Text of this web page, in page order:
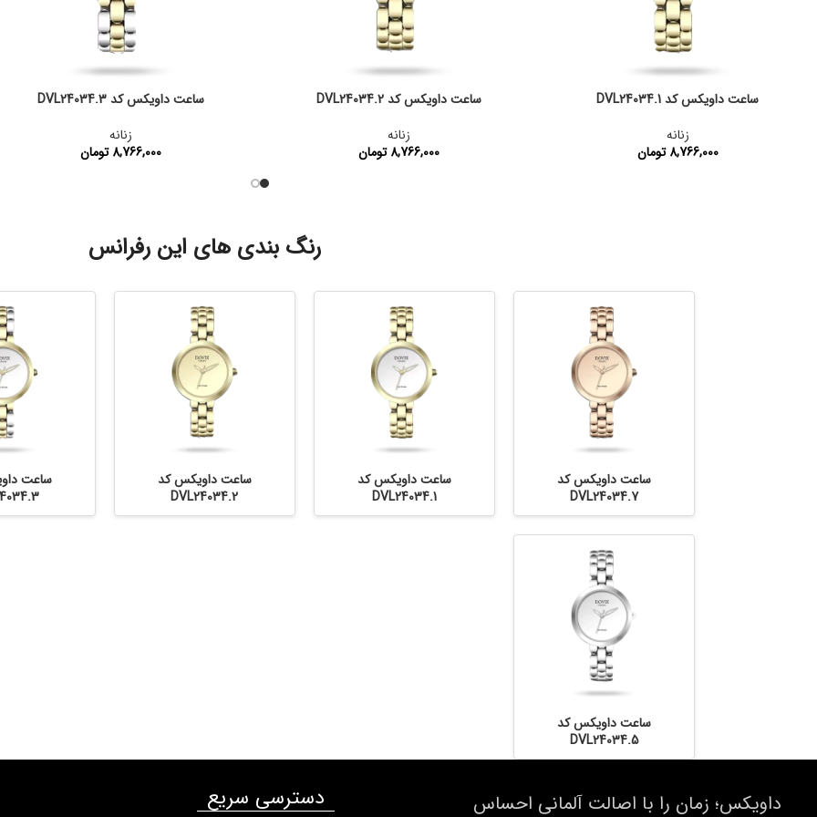
ساعت داویکس کد DVL24034.1
زنانه
8,766,000 تومان
ساعت داویکس کد DVL24034.2
زنانه
8,766,000 تومان
ساعت داویکس کد DVL24034.3
زنانه
8,766,000 تومان
رنگ بندی های این رفرانس
ساعت داویکس کد
DVL24034.7
ساعت داویکس کد
DVL24034.1
ساعت داویکس کد
DVL24034.2
ساعت
ساعت داویکس کد
DVL24034.5
داویکس؛ زمان را با اصالت آلمانی احساس دسترسی سریع